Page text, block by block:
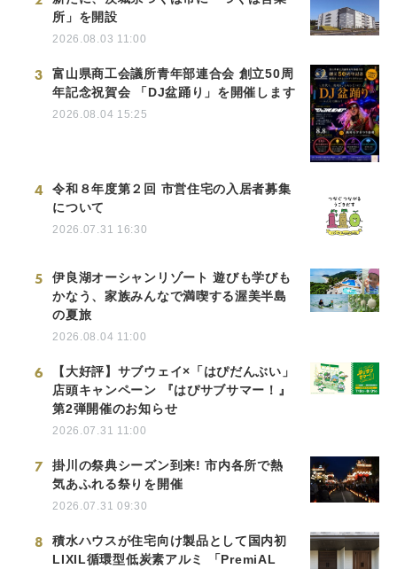
所」を開設
2026.08.03 11:00
3
富山県商工会議所青年部連合会 創立50周
年記念祝賀会 「DJ盆踊り」を開催します
2026.08.04 15:25
4
令和８年度第２回 市営住宅の入居者募集
について
2026.07.31 16:30
5
伊良湖オーシャンリゾート 遊びも学びも
かなう、家族みんなで満喫する渥美半島
の夏旅
2026.08.04 11:00
6
【大好評】サブウェイ×「はぴだんぶい」
店頭キャンペーン 『はぴサブサマー！』
第2弾開催のお知らせ
2026.07.31 11:00
7
掛川の祭典シーズン到来! 市内各所で熱
気あふれる祭りを開催
2026.07.31 09:30
8
積水ハウスが住宅向け製品として国内初
LIXIL循環型低炭素アルミ 「PremiAL